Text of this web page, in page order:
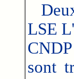
LSE
sont